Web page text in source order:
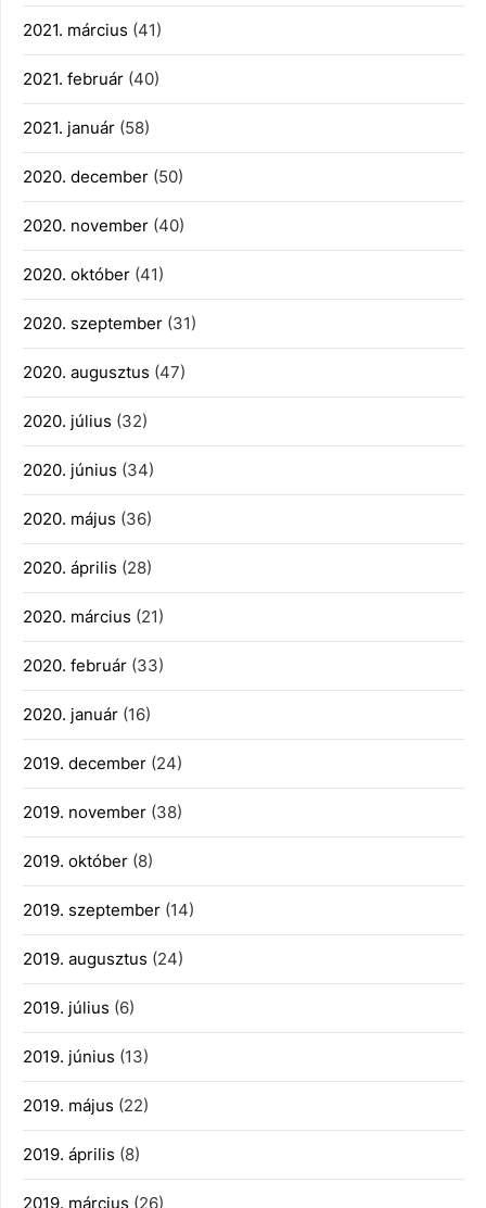
2021. március (41)
2021. február (40)
2021. január (58)
2020. december (50)
2020. november (40)
2020. október (41)
2020. szeptember (31)
2020. augusztus (47)
2020. július (32)
2020. június (34)
2020. május (36)
2020. április (28)
2020. március (21)
2020. február (33)
2020. január (16)
2019. december (24)
2019. november (38)
2019. október (8)
2019. szeptember (14)
2019. augusztus (24)
2019. július (6)
2019. június (13)
2019. május (22)
2019. április (8)
2019. március (26)